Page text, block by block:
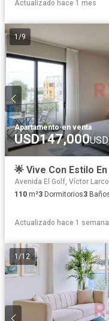
Actualizado hace 1 mes
1/9
Apartamento·en venta
USD147,000
Avenida El Golf, Víctor
110 m²3 Dormitorios3
Actualizado hace 1 semana
1 /12